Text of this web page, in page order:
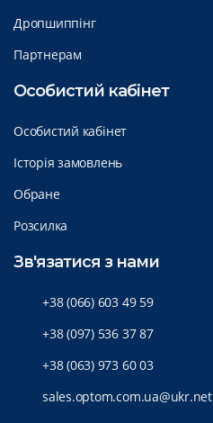
Дропшиппінг
Партнерам
Особистий кабінет
Особистий кабінет
Історія замовлень
Обране
Розсилка
Зв'язатися з нами
+38 (066) 603 49 59
+38 (097) 536 37 87
+38 (063) 973 60 03
sales.optom.com.ua@ukr.net